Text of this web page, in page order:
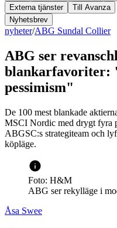
Externa tjänster
Till Avanza
Nyhetsbrev
nyheter/ABG Sundal Collier
ABG ser
blankarfavoriter:
pessimism"
De 100 mest blankade
MSCI Nordic med drygt fyra
ABGSC:s strategi­team och
köpläge.
Foto: H&M
ABG ser rekylläge i
Åsa Swee